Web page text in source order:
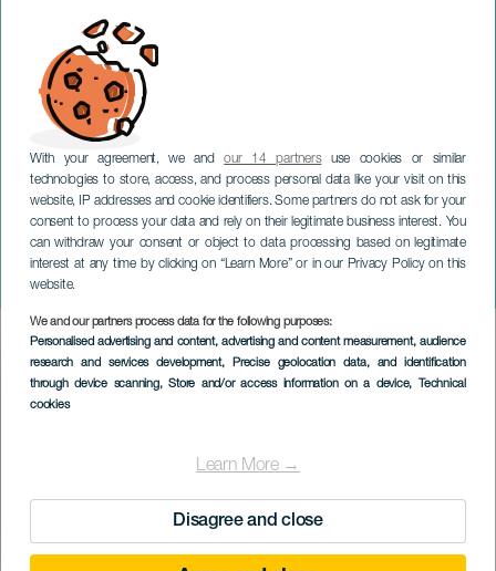
With your agreement, we andour 14 partnersuse cookies or similar
technologies to store, access, and process personal data like your visit on this
website, IP addresses and cookie identifiers. Some partners do not ask for your
consent to process your data and rely on their legitimate business interest. You
can withdraw your consent or object to data processing based on legitimate
interest at any time by clicking on “Learn More” or in our Privacy Policy on this
website.
We and our partners process data for the following purposes:
Personalised advertising and content, advertising and content measurement, audience
research and services development, Precise geolocation data, and identification
through device scanning, Store and/or access information on a device, Technical
cookies
Learn More →
Disagree and close
Venäjä vs. Beverly Hills
konsertissa
GRAN CANARIA
Imagen
Listado